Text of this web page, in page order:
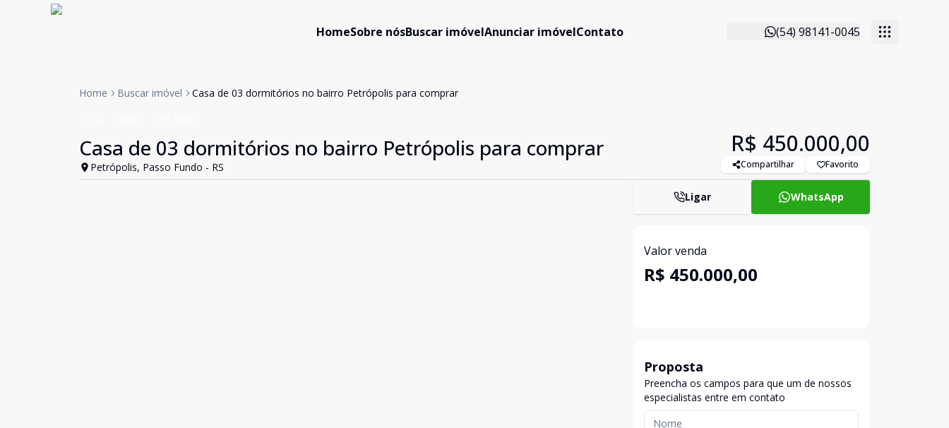
HomeSobre nósBuscar imóvelAnunciar imóvelContato (54) 98141-0045
Home Buscar imóvel Casa de 03 dormitórios no bairro Petrópolis para comprar
Casa de 03 dormitórios no bairro Petrópolis para comprar
Petrópolis, Passo Fundo - RS
R$ 450.000,00
Compartilhar Favorito
Ligar WhatsApp
Valor venda
R$ 450.000,00
Proposta
Preencha os campos para que um de nossos
especialistas entre em contato